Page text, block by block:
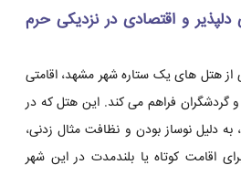
و اقتصادی در نزدیکی حرم
هتل های یک ستاره شهر مشهد، اقامتی
و گردشگران فراهم می کند. این هتل که در
است، به دلیل نوساز بودن و نظافت مثال زدنی،
اقامت کوتاه یا بلندمدت در این شهر